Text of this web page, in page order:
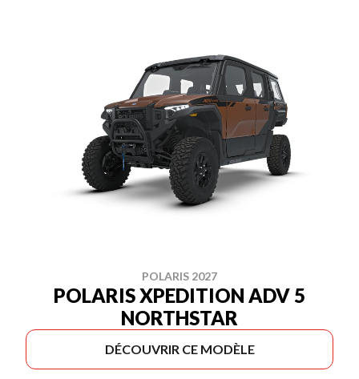
POLARIS 2027
POLARIS XPEDITION ADV 5
NORTHSTAR
DÉCOUVRIR CE MODÈLE